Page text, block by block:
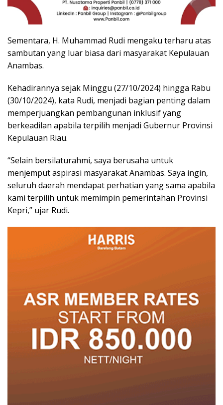
Sementara, H. Muhammad Rudi mengaku terharu atas
sambutan yang luar biasa dari masyarakat Kepulauan
Anambas.
Kehadirannya sejak Minggu (27/10/2024) hingga Rabu
(30/10/2024), kata Rudi, menjadi bagian penting dalam
memperjuangkan pembangunan inklusif yang
berkeadilan apabila terpilih menjadi Gubernur Provinsi
Kepulauan Riau.
“Selain bersilaturahmi, saya berusaha untuk
menjemput aspirasi masyarakat Anambas. Saya ingin,
seluruh daerah mendapat perhatian yang sama apabila
kami terpilih untuk memimpin pemerintahan Provinsi
Kepri,” ujar Rudi.